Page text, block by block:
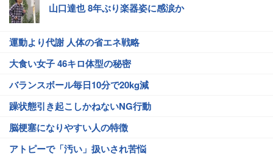
山口達也 8年ぶり楽器姿に感涙か
運動より代謝 人体の省エネ戦略
大食い女子 46キロ体型の秘密
バランスボール毎日10分で20kg減
躁状態引き起こしかねないNG行動
脳梗塞になりやすい人の特徴
アトピーで「汚い」扱いされ苦悩